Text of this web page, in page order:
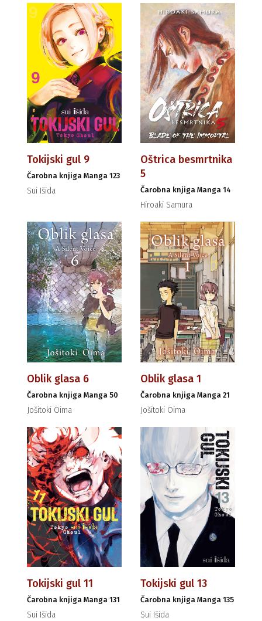
Tokijski gul 9
Čarobna knjiga Manga 123
Sui Išida
Oštrica besmrtnika
5
Čarobna knjiga Manga 14
Hiroaki Samura
Oblik glasa 6
Čarobna knjiga Manga 50
Jošitoki Oima
Oblik glasa 1
Čarobna knjiga Manga 21
Jošitoki Oima
Tokijski gul 11
Čarobna knjiga Manga 131
Sui Išida
Tokijski gul 13
Čarobna knjiga Manga 135
Sui Išida